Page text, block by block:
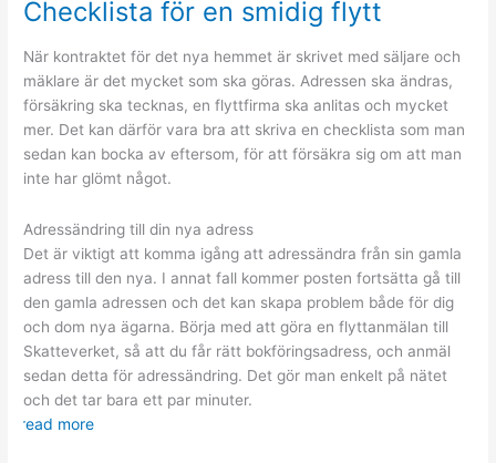
små
Checklista för en smidig flytt
När kontraktet för det nya hemmet är skrivet med säljare och
mäklare är det mycket som ska göras. Adressen ska ändras,
försäkring ska tecknas, en flyttfirma ska anlitas och mycket
mer. Det kan därför vara bra att skriva en checklista som man
sedan kan bocka av eftersom, för att försäkra sig om att man
inte har glömt något.
Adressändring till din nya adress
Det är viktigt att komma igång att adressändra från sin gamla
adress till den nya. I annat fall kommer posten fortsätta gå till
den gamla adressen och det kan skapa problem både för dig
och dom nya ägarna. Börja med att göra en flyttanmälan till
Skatteverket, så att du får rätt bokföringsadress, och anmäl
sedan detta för adressändring. Det gör man enkelt på nätet
och det tar bara ett par minuter.
read more